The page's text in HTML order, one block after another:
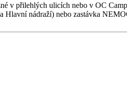
v přilehlých ulicích nebo v OC
nádraží) nebo zastávka